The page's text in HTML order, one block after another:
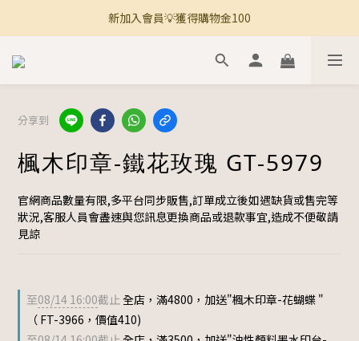
🚚 全館滿800免運 🚚
新加入會員💡獲得購物金100
🚚 全館滿800免運 🚚
分享到
楓木印章-鐵花玫瑰 GT-5979
官網商品數量有限,多平台同步販售,訂單成立後如遇缺貨或售完等
狀況,客服人員會盡速與您訊息更換商品或退款事宜,造成不便敬請
見諒
至08/14 16:00截止全店，滿4800，加送"楓木印章-花蝴蝶 "
（ FT-3966，價值410)